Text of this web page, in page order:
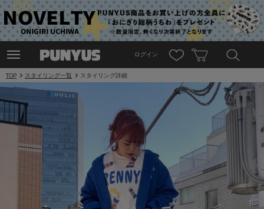
ログイン
TOP スタイリング一覧 スタイリング詳細